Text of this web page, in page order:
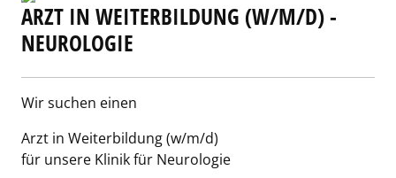
ARZT IN WEITERBILDUNG (W/M/D) -
NEUROLOGIE
Wir suchen einen
Arzt in Weiterbildung (w/m/d)
für unsere Klinik für Neurologie